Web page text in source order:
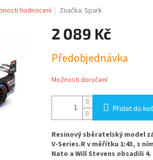
hodnocení Značka:Spark
2 089 Kč
cena:
Předobjednávka
Možnosti doručení
Přidat do
Resinový sběratelský model
V-Series.R v měřítku 1:43, s
Nato a Will Stevens obsadili 4.